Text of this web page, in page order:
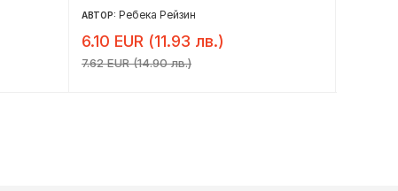
АВТОР: Ребека Рейзин
6.10 EUR (11.93 лв.)
7.62 EUR (14.90 лв.)